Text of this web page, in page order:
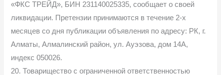
«ФКС ТРЕЙД», БИН 231140025335, сообщает о своей
ликвидации. Претензии принимаются в течение 2-х
месяцев со дня публикации объявления по адресу: РК, г.
Алматы, Алмалинский район, ул. Ауэзова, дом 14А,
индекс 050026.
20. Товарищество с ограниченной ответственностью